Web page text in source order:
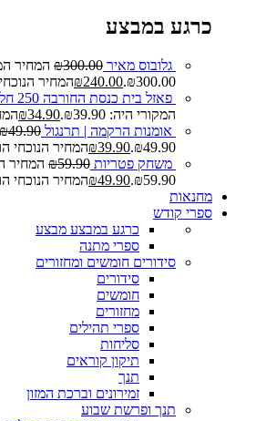
כרגע במבצע
גלובוס מאיר ₪300.00
המחיר
₪300.00.
₪240.00
המחיר הנוכחי הוא:
פאזל בית כנסת החורבה 250 חלקים
המקורי היה: ₪39.90.
₪34.90
אומנות הרקמה | תרנגול
₪49.90
₪49.90.
₪39.90
המחיר הנוכחי הוא:
משחק פטריות
₪59.90
המחיר
₪59.90.
₪49.90
המחיר הנוכחי הוא:
מחנאות
ספרי קודש
כרגע במבצע מבצע
ספרי מתנה
סידורים חומשים ומחזורים
סידורים
חומשים
מחזורים
ספרי תהילים
סליחות
תיקון קוראים
תנך
זמירונים וברכת המזון
תנך ופרשת שבוע